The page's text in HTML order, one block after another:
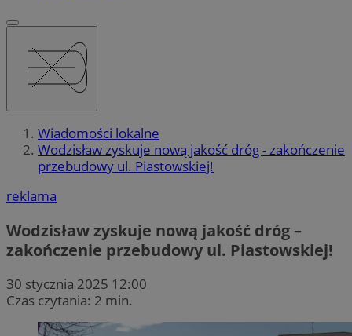
Wiadomości lokalne
Wodzisław zyskuje nową jakość dróg - zakończenie
przebudowy ul. Piastowskiej!
reklama
Wodzisław zyskuje nową jakość dróg –
zakończenie przebudowy ul. Piastowskiej!
30 stycznia 2025 12:00
Czas czytania: 2 min.